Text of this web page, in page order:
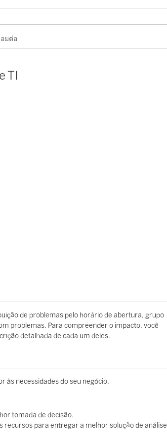
มต่อ
TI
de problemas pelo horário de abertura, grupo
problemas. Para compreender o impacto, você
detalhada de cada um deles.
às necessidades do seu negócio.
tomada de decisão.
recursos para entregar a melhor solução de análise